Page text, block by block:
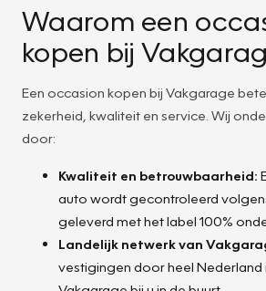
Waarom een
kopen bij
Een occasion kopen bij Vakgarage
zekerheid, kwaliteit en service. Wij
door:
Kwaliteit en betrouwbaarheid:
auto wordt gecontroleerd
geleverd met het label 100%
Landelijk netwerk van
vestigingen door heel Nederland